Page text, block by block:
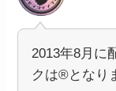
2013年8月に
クは®となり